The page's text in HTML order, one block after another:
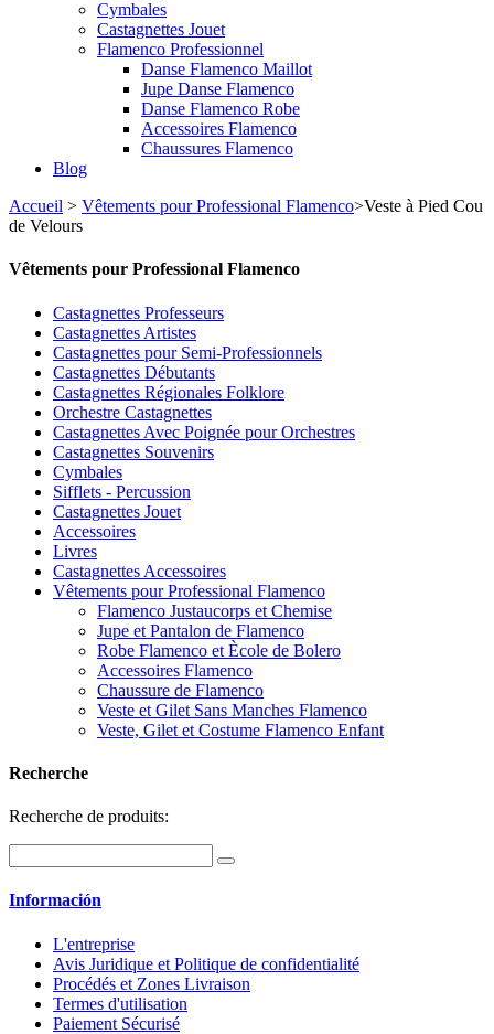
Cymbales
Castagnettes Jouet
Flamenco Professionnel
Danse Flamenco Maillot
Jupe Danse Flamenco
Danse Flamenco Robe
Accessoires Flamenco
Chaussures Flamenco
Blog
Accueil > Vêtements pour Professional Flamenco>Veste à Pied Cou
de Velours
Vêtements pour Professional Flamenco
Castagnettes Professeurs
Castagnettes Artistes
Castagnettes pour Semi-Professionnels
Castagnettes Débutants
Castagnettes Régionales Folklore
Orchestre Castagnettes
Castagnettes Avec Poignée pour Orchestres
Castagnettes Souvenirs
Cymbales
Sifflets - Percussion
Castagnettes Jouet
Accessoires
Livres
Castagnettes Accessoires
Vêtements pour Professional Flamenco
Flamenco Justaucorps et Chemise
Jupe et Pantalon de Flamenco
Robe Flamenco et Ècole de Bolero
Accessoires Flamenco
Chaussure de Flamenco
Veste et Gilet Sans Manches Flamenco
Veste, Gilet et Costume Flamenco Enfant
Recherche
Recherche de produits:
Información
L'entreprise
Avis Juridique et Politique de confidentialité
Procédés et Zones Livraison
Termes d'utilisation
Paiement Sécurisé